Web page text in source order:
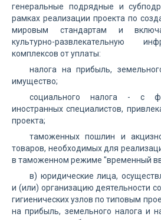
генеральные подрядные и
рамках реализации проекта по
мировым стандартам и
культурно-развлекательную
комплексов от уплаты:
налога на прибыль,
имущество;
социального налога - с
иностранных специалистов,
проекта;
таможенных пошлин и
товаров, необходимых для
в таможенном режиме "временный
в) юридические лица,
и (или) организацию деятельности
гигиенических узлов по типовым
на прибыль, земельного налога и